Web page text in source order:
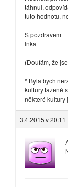
táhnul,
tuto hodnotu,
S pozdravem
Inka
(Doufám, že
* Byla bych
kultury tažené
některé kultury
3.4.2015 v 20:11